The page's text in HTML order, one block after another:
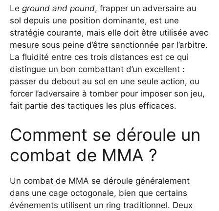
Le ground and pound, frapper un adversaire au
sol depuis une position dominante, est une
stratégie courante, mais elle doit être utilisée avec
mesure sous peine d’être sanctionnée par l’arbitre.
La fluidité entre ces trois distances est ce qui
distingue un bon combattant d’un excellent :
passer du debout au sol en une seule action, ou
forcer l’adversaire à tomber pour imposer son jeu,
fait partie des tactiques les plus efficaces.
Comment se déroule un
combat de MMA ?
Un combat de MMA se déroule généralement
dans une cage octogonale, bien que certains
événements utilisent un ring traditionnel. Deux